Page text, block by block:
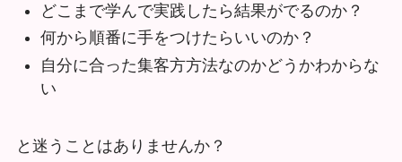
どこまで学んで実践したら結果がでるのか？
何から順番に手をつけたらいいのか？
自分に合った集客⽅方法なのかどうかわからな
い
と迷うことはありませんか？